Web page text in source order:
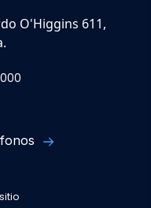
O'Higgins 611,